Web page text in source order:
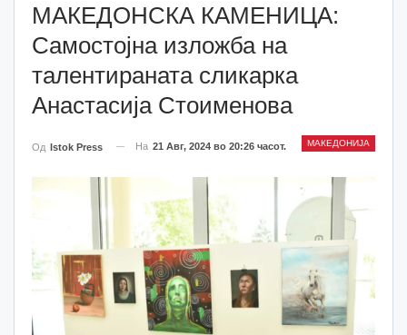
МАКЕДОНСКА КАМЕНИЦА:
Самостојна изложба на
талентираната сликарка
Анастасија Стоименова
МАКЕДОНИЈА
Од Istok Press На 21 Авг, 2024 во 20:26 часот.